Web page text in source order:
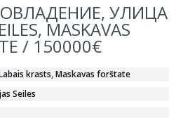
УЛИЦА
MASKAVAS
/ 150000€
krasts, Maskavas forštate
Seiles